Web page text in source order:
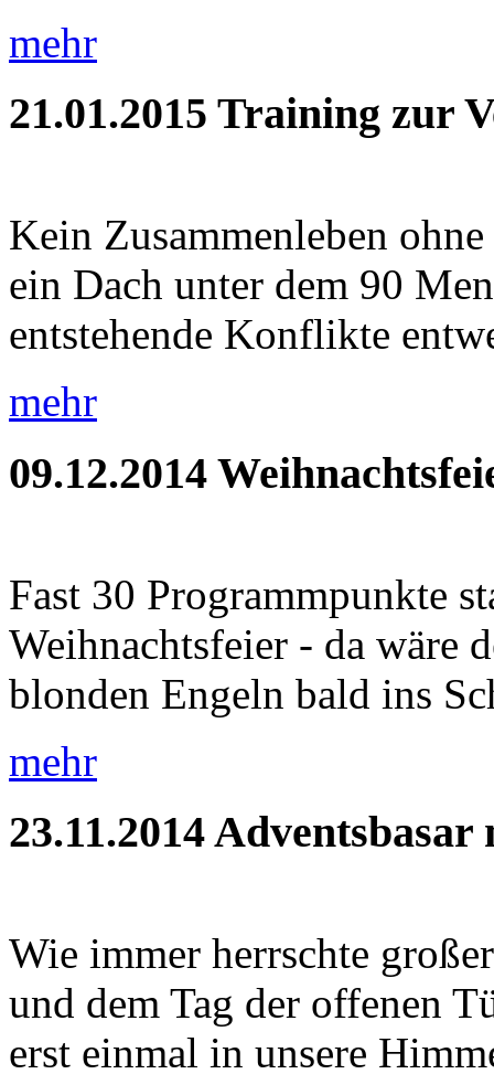
mehr
21.01.2015 Training zur
Kein Zusammenleben
ein Dach unter dem 90
entstehende Konflikte
mehr
09.12.2014
Fast 30 Programmpunkte
Weihnachtsfeier - da wäre
blonden Engeln bald ins
mehr
23.11.2014Adventsbasar
Wie immer herrschte
und dem Tag der offenen
erst einmal in unsere